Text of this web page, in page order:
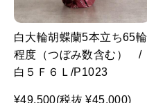
白大輪胡蝶蘭5本立ち65輪
程度（つぼみ数含む） /
白５Ｆ６Ｌ/P1023
¥49,500(税抜 ¥45,000)